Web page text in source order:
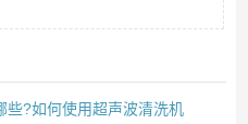
些?如何使用超声波清洗机